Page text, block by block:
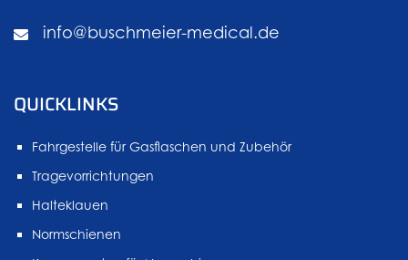
info@buschmeier-medical.de
QUICKLINKS
Fahrgestelle für Gasflaschen und Zubehör
Tragevorrichtungen
Halteklauen
Normschienen